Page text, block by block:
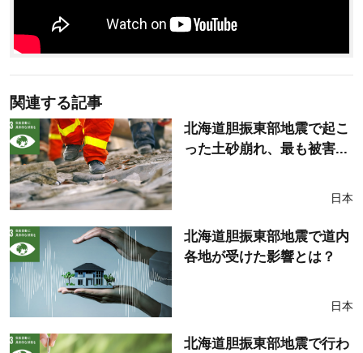
関連する記事
北海道胆振東部地震で起こ
った土砂崩れ、最も被害...
日本
北海道胆振東部地震で道内
各地が受けた影響とは？
日本
北海道胆振東部地震で行わ